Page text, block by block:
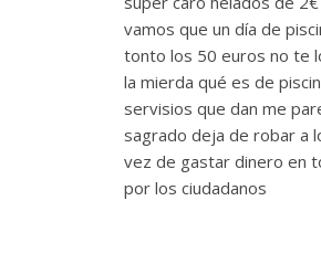
vamos que un día de
tonto los 50 euros no te
la mierda qué es de
servisios que dan me
sagrado deja de robar a
vez de gastar dinero en
por los ciudadanos